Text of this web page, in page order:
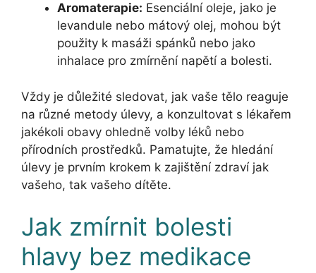
Aromaterapie: Esenciální oleje, jako je
levandule nebo mátový olej, mohou být
použity k masáži spánků nebo jako
inhalace pro zmírnění napětí a bolesti.
Vždy je důležité sledovat, jak vaše tělo reaguje
na různé metody úlevy, a konzultovat s lékařem
jakékoli obavy ohledně volby léků nebo
přírodních prostředků. Pamatujte, že hledání
úlevy je prvním krokem k zajištění zdraví jak
vašeho, tak vašeho dítěte.
Jak zmírnit bolesti
hlavy bez medikace